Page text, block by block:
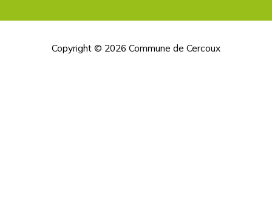
Copyright © 2026 Commune de Cercoux